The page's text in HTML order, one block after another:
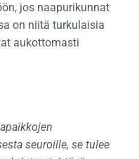
jos naapurikunnat
on niitä turkulaisia
aukottomasti
seuroille, se tulee